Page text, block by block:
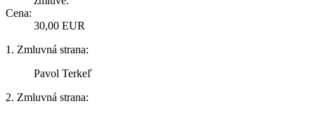
Cena:
30,00 EUR
1. Zmluvná strana:
Pavol Terkeľ
2. Zmluvná strana: